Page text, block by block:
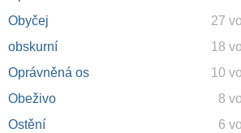
Obyčej
27
obskurní
18
Oprávněná os
10
Obeživo
8
Ostění
6